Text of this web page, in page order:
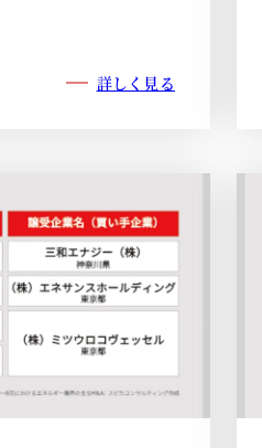
詳しく見る